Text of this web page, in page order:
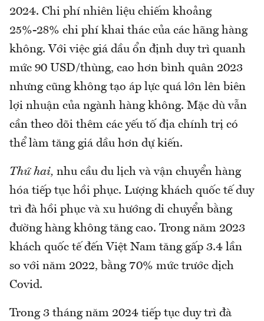
2024. Chi phí nhiên liệu chiếm khoảng
25%-28% chi phí khai thác của các hãng hàng
không. Với việc giá dầu ổn định duy trì quanh
mức 90 USD/thùng, cao hơn bình quân 2023
nhưng cũng không tạo áp lực quá lớn lên biên
lợi nhuận của ngành hàng không. Mặc dù vẫn
cần theo dõi thêm các yếu tố địa chính trị có
thể làm tăng giá dầu hơn dự kiến.
Thứ hai, nhu cầu du lịch và vận chuyển hàng
hóa tiếp tục hồi phục. Lượng khách quốc tế duy
trì đà hồi phục và xu hướng di chuyển bằng
đường hàng không tăng cao. Trong năm 2023
khách quốc tế đến Việt Nam tăng gấp 3.4 lần
so với năm 2022, bằng 70% mức trước dịch
Covid.
Trong 3 tháng năm 2024 tiếp tục duy trì đà